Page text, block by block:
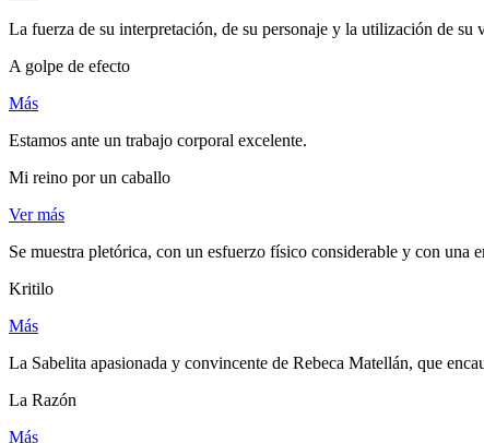
La fuerza de su interpretación, de su personaje y la utilización de
A golpe de efecto
Más
Estamos ante un trabajo corporal excelente.
Mi reino por un caballo
Ver más
Se muestra pletórica, con un esfuerzo físico considerable y con
Kritilo
Más
La Sabelita apasionada y convincente de Rebeca Matellán, que
La Razón
Más